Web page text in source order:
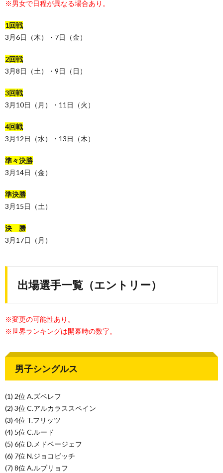
※男女で日程が異なる場合あり。
1回戦
3月6日（木）・7日（金）
2回戦
3月8日（土）・9日（日）
3回戦
3月10日（月）・11日（火）
4回戦
3月12日（水）・13日（木）
準々決勝
3月14日（金）
準決勝
3月15日（土）
決 勝
3月17日（月）
出場選手一覧（エントリー）
※変更の可能性あり。
※世界ランキングは開幕時の数字。
男子シングルス
(1) 2位 A.ズベレフ
(2) 3位 C.アルカラススペイン
(3) 4位 T.フリッツ
(4) 5位 C.ルード
(5) 6位 D.メドベージェフ
(6) 7位 N.ジョコビッチ
(7) 8位 A.ルブリョフ